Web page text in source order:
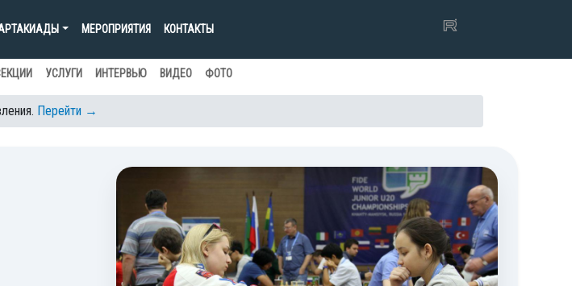
МЕРОПРИЯТИЯ КОНТАКТЫ
УСЛУГИ ИНТЕРВЬЮ ВИДЕО ФОТО
Перейти →